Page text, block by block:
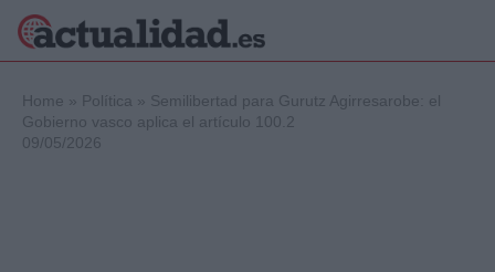
Home » Política » Semilibertad para Gurutz Agirresarobe: el
Gobierno vasco aplica el artículo 100.2
09/05/2026